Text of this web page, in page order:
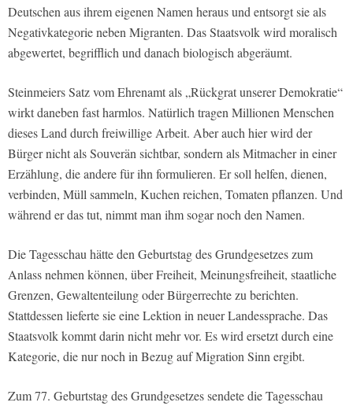
Deutschen aus ihrem eigenen Namen heraus und entsorgt sie als
Negativkategorie neben Migranten. Das Staatsvolk wird moralisch
abgewertet, begrifflich und danach biologisch abgeräumt.
Steinmeiers Satz vom Ehrenamt als „Rückgrat unserer Demokratie“
wirkt daneben fast harmlos. Natürlich tragen Millionen Menschen
dieses Land durch freiwillige Arbeit. Aber auch hier wird der
Bürger nicht als Souverän sichtbar, sondern als Mitmacher in einer
Erzählung, die andere für ihn formulieren. Er soll helfen, dienen,
verbinden, Müll sammeln, Kuchen reichen, Tomaten pflanzen. Und
während er das tut, nimmt man ihm sogar noch den Namen.
Die Tagesschau hätte den Geburtstag des Grundgesetzes zum
Anlass nehmen können, über Freiheit, Meinungsfreiheit, staatliche
Grenzen, Gewaltenteilung oder Bürgerrechte zu berichten.
Stattdessen lieferte sie eine Lektion in neuer Landessprache. Das
Staatsvolk kommt darin nicht mehr vor. Es wird ersetzt durch eine
Kategorie, die nur noch in Bezug auf Migration Sinn ergibt.
Zum 77. Geburtstag des Grundgesetzes sendete die Tagesschau